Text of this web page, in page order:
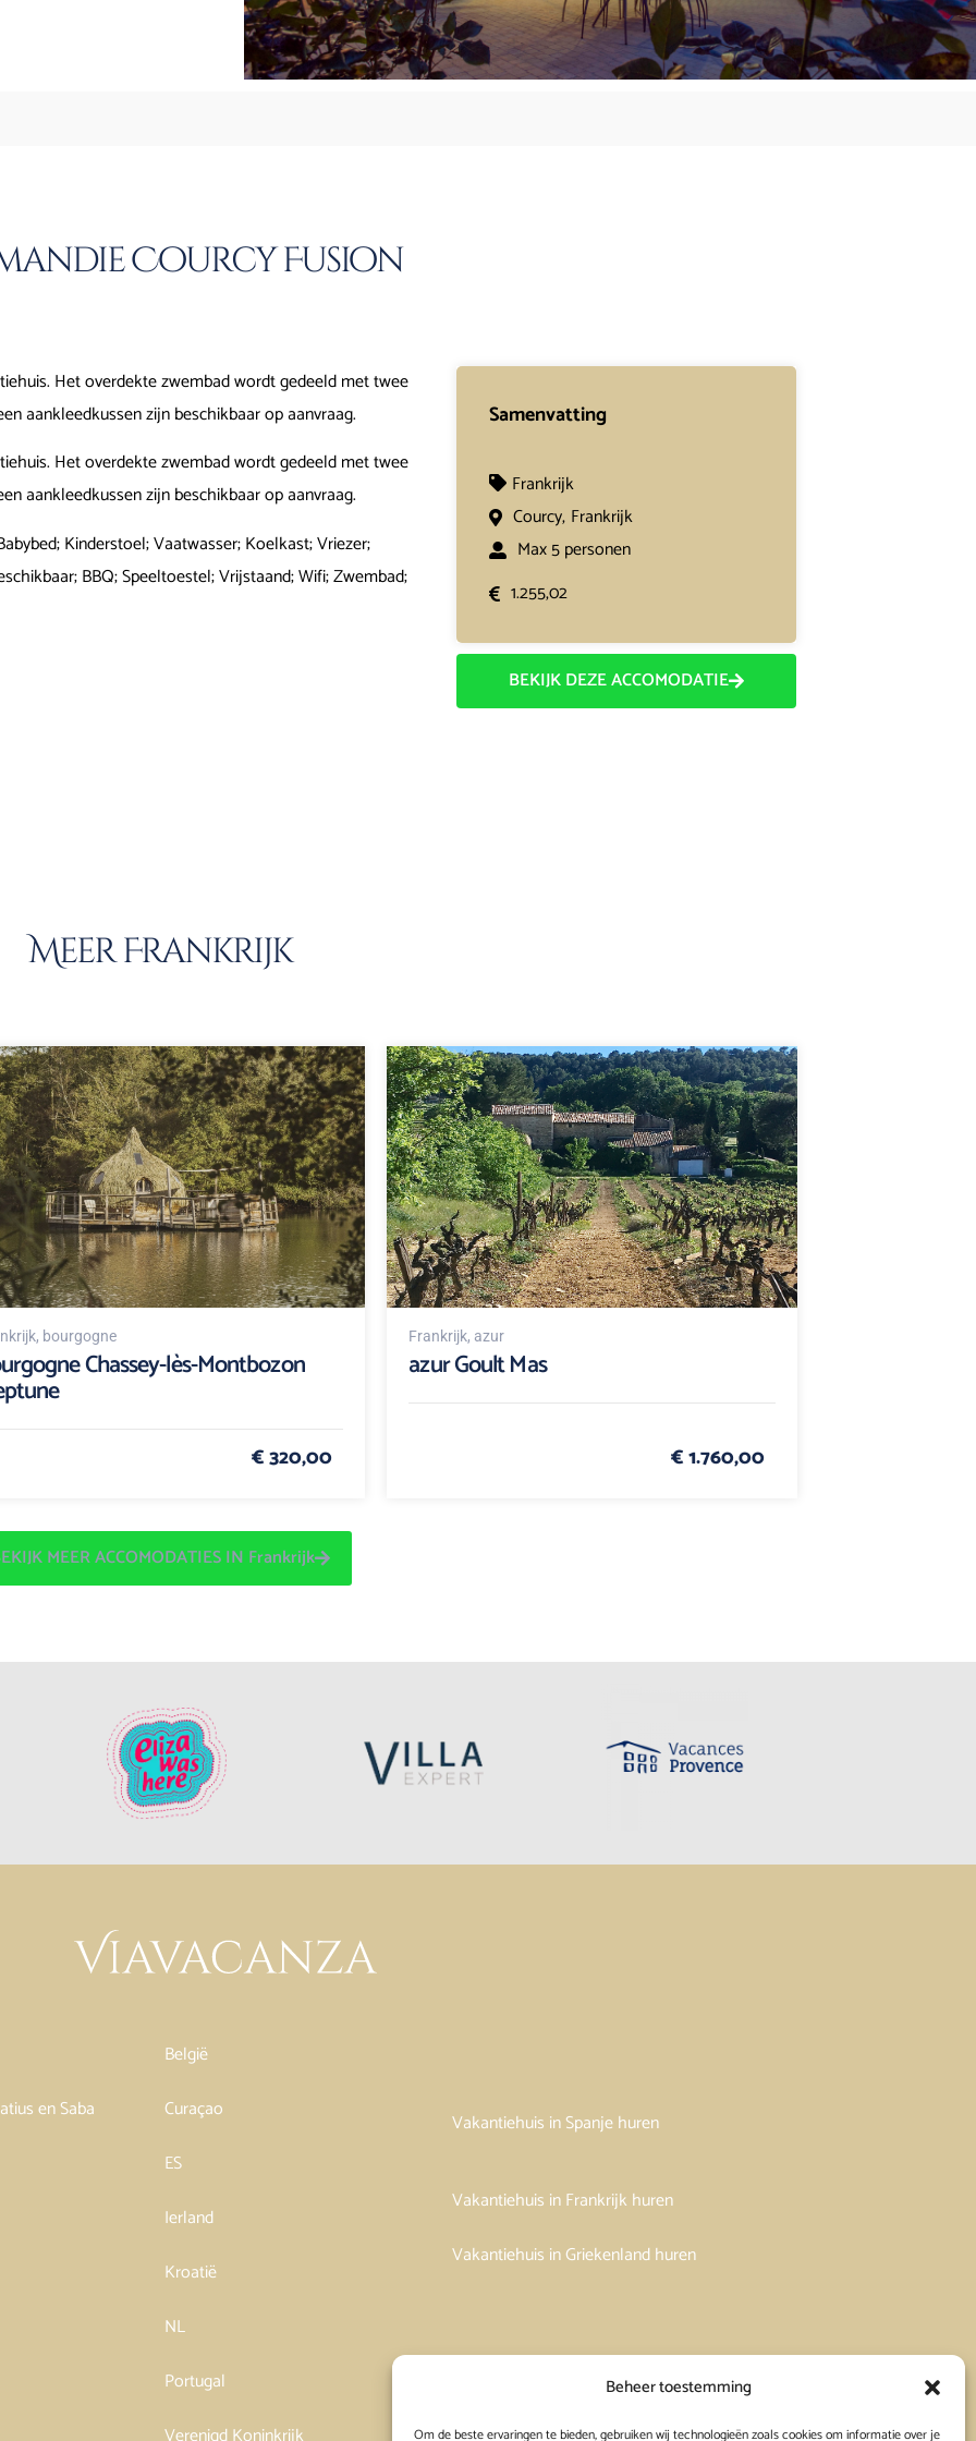
Beheer toestemming
Om de beste ervaringen te bieden, gebruiken wij technologieën zoals cookies om informatie over je
Courcy Fusion
Het overdekte zwembad wordt gedeeld met twee
aankleedkussen zijn beschikbaar op aanvraag.
Het overdekte zwembad wordt gedeeld met twee
aankleedkussen zijn beschikbaar op aanvraag.
Kinderstoel; Vaatwasser; Koelkast; Vriezer;
BBQ; Speeltoestel; Vrijstaand; Wifi; Zwembad;
Samenvatting
Frankrijk
Courcy, Frankrijk
Max 5 personen
1.255,02
BEKIJK DEZE ACCOMODATIE
Meer Frankrijk
, bourgogne
Chassey-lès-Montbozon
€ 320,00
Frankrijk, azur
azur Goult Mas
€ 1.760,00
MEER ACCOMODATIES IN Frankrijk
België
en Saba
Curaçao
ES
Ierland
Kroatië
NL
Portugal
Vakantiehuis in Spanje huren
Vakantiehuis in Frankrijk huren
Vakantiehuis in Griekenland huren